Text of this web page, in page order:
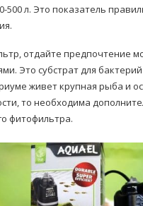
500 л. Это показатель
отдайте предпочтение
Это субстрат для
живет крупная рыба и
то необходима
фитофильтра.